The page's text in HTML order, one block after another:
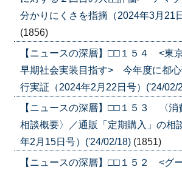
分かりにくさを指摘（2024年3月21
(1856)
【ニュースの深層】□□１５４ <東
早期社会実装目指す> 今年度に都
行実証（2024年2月22日号）('24/02/
【ニュースの深層】□□１５３ 〈消
相談概要〉／通販「定期購入」の相
年2月15日号）('24/02/18) (1851)
【ニュースの深層】□□１５２ <グ